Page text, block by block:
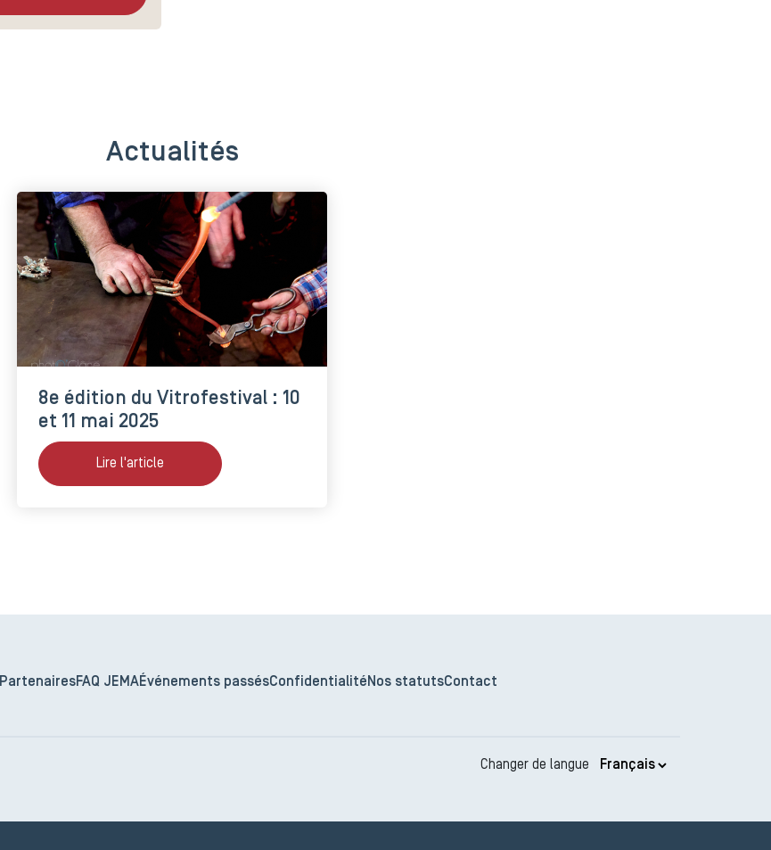
Actualités
8e édition du Vitrofestival : 10
et 11 mai 2025
Lire l'article
PartenairesFAQ JEMAÉvénements passésConfidentialité Nos statutsContact
Changer de langue